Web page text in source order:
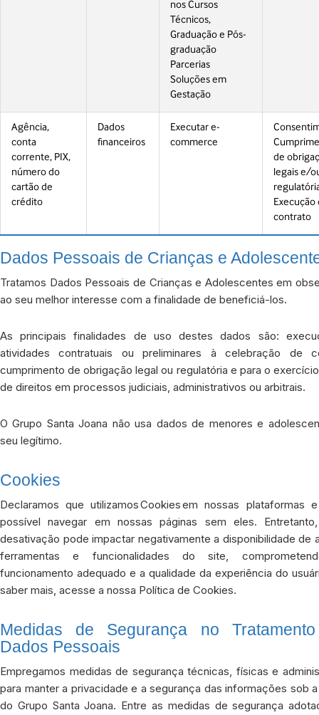
nos Cursos
Técnicos,
Graduação e Pós-
graduação
Parcerias
Soluções em
Gestação
Agência,
conta
corrente, PIX,
número do
cartão de
crédito
Dados
financeiros
Executar e-
commerce
de
legais e/
Execução
contrato
Dados Pessoais de Crianças e
Tratamos Dados Pessoais de Crianças e Adolescentes em
ao seu melhor interesse com a finalidade de beneficiá-los.
As principais finalidades de uso destes dados são:
atividades contratuais ou preliminares à celebração de
cumprimento de obrigação legal ou regulatória e para o
de direitos em processos judiciais, administrativos ou arbitrais.
O Grupo Santa Joana não usa dados de menores e
seu legítimo.
Cookies
Declaramos que utilizamos Cookies em nossas plataformas
possível navegar em nossas páginas sem eles.
desativação pode impactar negativamente a disponibilidade de
ferramentas e funcionalidades do site,
funcionamento adequado e a qualidade da experiência do
saber mais, acesse a nossa Política de Cookies.
Medidas de Segurança no
Dados Pessoais
Empregamos medidas de segurança técnicas, físicas e
para manter a privacidade e a segurança das informações sob
do Grupo Santa Joana. Entre as medidas de segurança